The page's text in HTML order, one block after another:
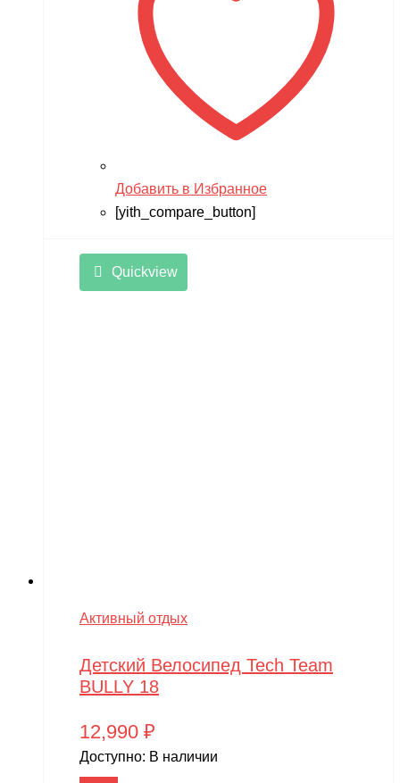
Добавить в Избранное
[yith_compare_button]
Quickview
Активный отдых
Детский Велосипед Tech Team
BULLY 18
12,990 ₽
Доступно: В наличии